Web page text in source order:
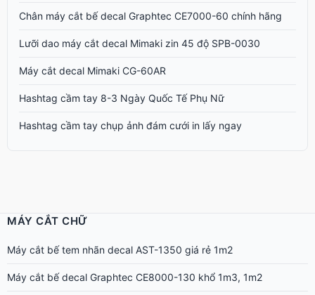
Chân máy cắt bế decal Graphtec CE7000-60 chính hãng
Lưỡi dao máy cắt decal Mimaki zin 45 độ SPB-0030
Máy cắt decal Mimaki CG-60AR
Hashtag cầm tay 8-3 Ngày Quốc Tế Phụ Nữ
Hashtag cầm tay chụp ảnh đám cưới in lấy ngay
MÁY CẮT CHỮ
Máy cắt bế tem nhãn decal AST-1350 giá rẻ 1m2
Máy cắt bế decal Graphtec CE8000-130 khổ 1m3, 1m2